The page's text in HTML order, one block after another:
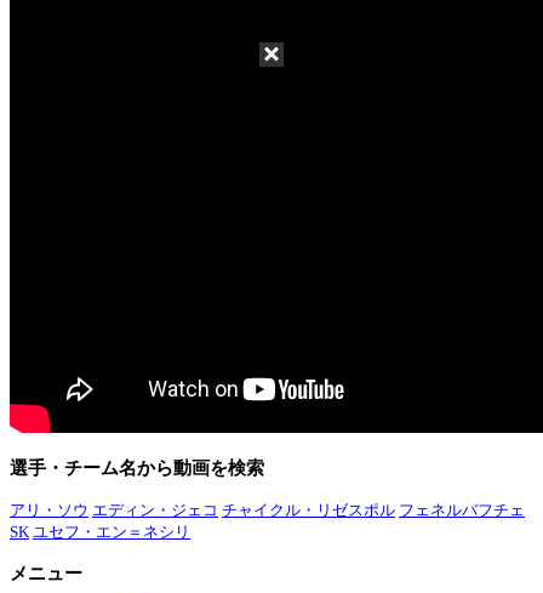
選手・チーム名から動画を検索
アリ・ソウ エディン・ジェコ チャイクル・リゼスポル フェネルバフチェ
SK ユセフ・エン＝ネシリ
メニュー